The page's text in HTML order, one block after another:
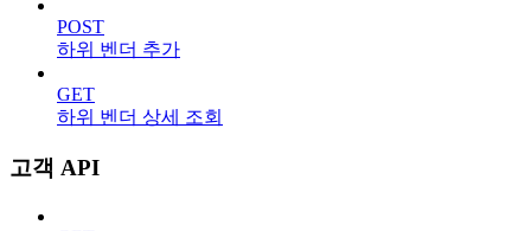
POST
하위 벤더 추가
GET
하위 벤더 상세 조회
고객 API